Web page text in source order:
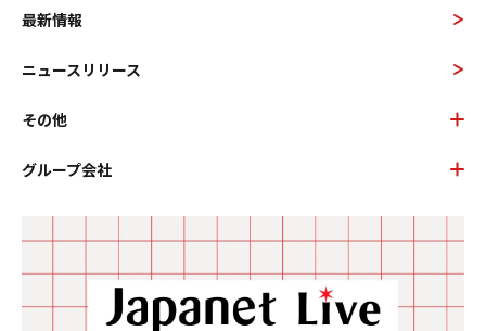
最新情報
ニュースリリース
その他
グループ会社